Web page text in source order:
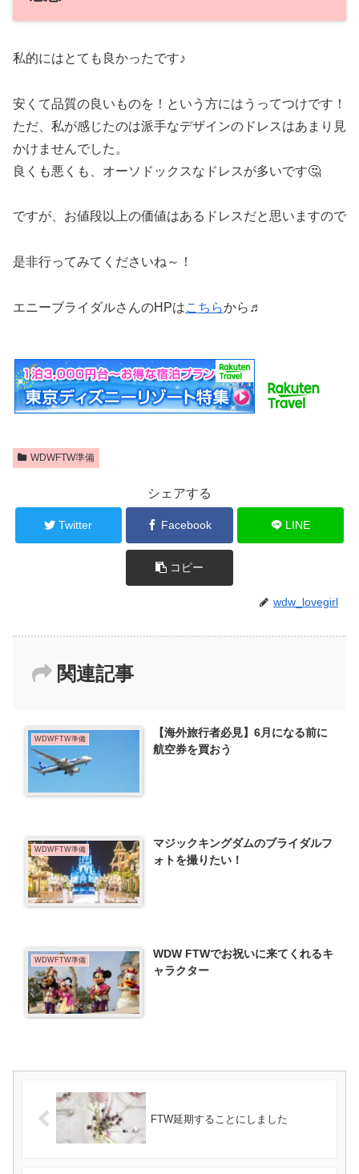
私的にはとても良かったです♪
安くて品質の良いものを！という方にはうってつけです！
ただ、私が感じたのは派手なデザインのドレスはあまり見
かけませんでした。
良くも悪くも、オーソドックスなドレスが多いです🤔
ですが、お値段以上の価値はあるドレスだと思いますので
是非行ってみてくださいね～！
エニーブライダルさんのHPはこちらから♬
WDWFTW準備
シェアする
Twitter Facebook LINE
コピー
wdw_lovegirl
関連記事
WDWFTW準備
【海外旅行者必見】6月になる前に
航空券を買おう
WDWFTW準備
マジックキングダムのブライダルフ
ォトを撮りたい！
WDWFTW準備
WDW FTWでお祝いに来てくれるキ
ャラクター
FTW延期することにしました